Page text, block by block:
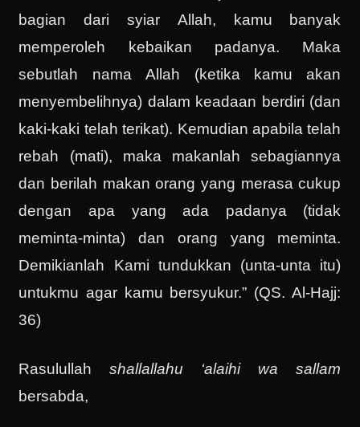
bagian dari syiar Allah, kamu banyak
memperoleh kebaikan padanya. Maka
sebutlah nama Allah (ketika kamu akan
menyembelihnya) dalam keadaan berdiri (dan
kaki-kaki telah terikat). Kemudian apabila telah
rebah (mati), maka makanlah sebagiannya
dan berilah makan orang yang merasa cukup
dengan apa yang ada padanya (tidak
meminta-minta) dan orang yang meminta.
Demikianlah Kami tundukkan (unta-unta itu)
untukmu agar kamu bersyukur.” (QS. Al-Hajj:
36)
Rasulullahshallallahu ‘alaihi wa sallam
bersabda,